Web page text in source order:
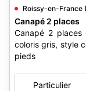
Roissy-en-France
Canapé 2 places
Canapé 2
coloris gris, style
pieds
Particulier